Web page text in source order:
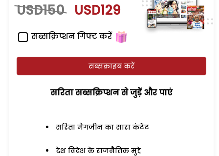
USD150 USD129
सब्सक्रिप्शन गिफ्ट करें
सब्सक्राइब करें
सरिता सब्सक्रिप्शन से जुड़ेें और पाएं
सरिता मैगजीन का सारा कंटेंट
देश विदेश के राजनैतिक मुद्दे